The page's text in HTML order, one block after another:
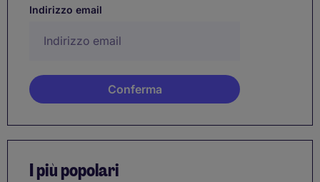
Indirizzo email
I più popolari